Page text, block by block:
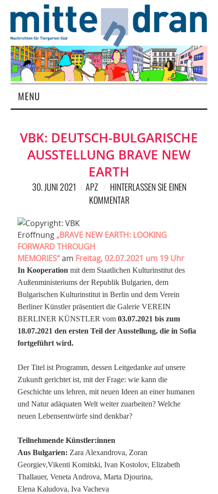
MENU
MAGAZIN
RUBRIKEN
NETZWERK
SPONSORING
KONTAKT
VBK: DEUTSCH-BULGARISCHE
AUSSTELLUNG BRAVE NEW
EARTH
30. JUNI 2021 APZ
HINTERLASSEN SIE EINEN
KOMMENTAR
Eröffnung„BRAVE NEW EARTH: LOOKING
FORWARD THROUGH
MEMORIES“am Freitag, 02.07.2021 um 19 Uhr
In Kooperation mit dem Staatlichen Kulturinstitut des
Außenministeriums der Republik Bulgarien, dem
Bulgarischen Kulturinstitut in Berlin und dem Verein
Berliner Künstler präsentiert die Galerie VEREIN
BERLINER KÜNSTLER vom 03.07.2021 bis zum
18.07.2021 den ersten Teil der Ausstellung, die in Sofia
fortgeführt wird.
Der Titel ist Programm, dessen Leitgedanke auf unsere
Zukunft gerichtet ist, mit der Frage: wie kann die
Geschichte uns lehren, mit neuen Ideen an einer humanen
und Natur adäquaten Welt weiter zuarbeiten? Welche
neuen Lebensentwürfe sind denkbar?
Teilnehmende Künstler:innen
Aus Bulgarien: Zara Alexandrova, Zoran
Georgiev,Vikenti Komitski, Ivan Kostolov, Elizabeth
Thallauer, Veneta Androva, Marta Djourina,
Elena Kaludova, Iva Vacheva